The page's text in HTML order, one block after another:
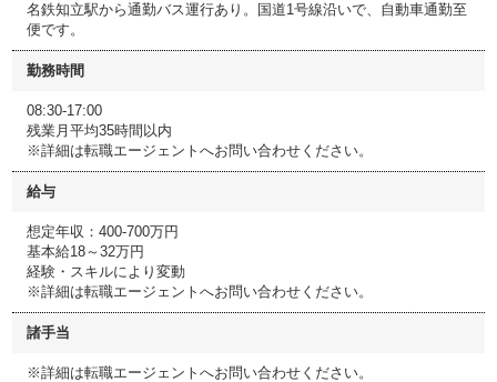
名鉄知立駅から通勤バス運行あり。国道1号線沿いで、自動車通勤至
便です。
勤務時間
08:30-17:00
残業月平均35時間以内
※詳細は転職エージェントへお問い合わせください。
給与
想定年収：400-700万円
基本給18～32万円
経験・スキルにより変動
※詳細は転職エージェントへお問い合わせください。
諸手当
※詳細は転職エージェントへお問い合わせください。